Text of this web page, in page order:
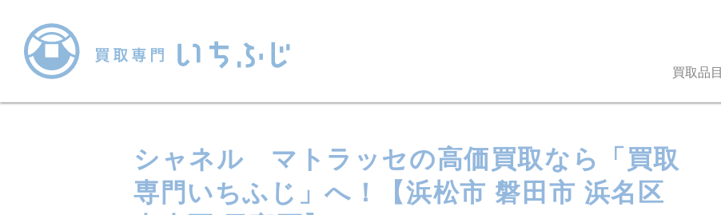
買取品目
シャネル マトラッセの高価買取なら「買取
専門いちふじ」へ！【浜松市 磐田市 浜名区